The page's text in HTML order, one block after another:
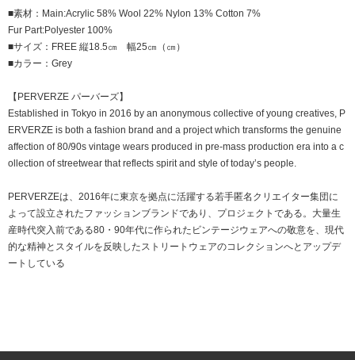
■素材：Main:Acrylic 58% Wool 22% Nylon 13% Cotton 7%
Fur Part:Polyester 100%
■サイズ：FREE 縦18.5㎝ 幅25㎝（㎝）
■カラー：Grey
【PERVERZE パーバーズ】
Established in Tokyo in 2016 by an anonymous collective of young creatives, P
ERVERZE is both a fashion brand and a project which transforms the genuine
affection of 80/90s vintage wears produced in pre-mass production era into a c
ollection of streetwear that reflects spirit and style of today’s people.
PERVERZEは、2016年に東京を拠点に活躍する若手匿名クリエイター集団に
よって設立されたファッションブランドであり、プロジェクトである。大量生
産時代突入前である80・90年代に作られたビンテージウェアへの敬意を、現代
的な精神とスタイルを反映したストリートウェアのコレクションへとアップデ
ートしている